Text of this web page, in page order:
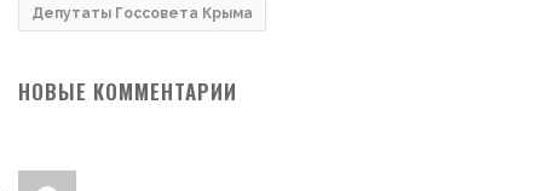
Депутаты Госсовета Крыма
НОВЫЕ КОММЕНТАРИИ